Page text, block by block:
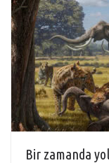
Bir zamanda